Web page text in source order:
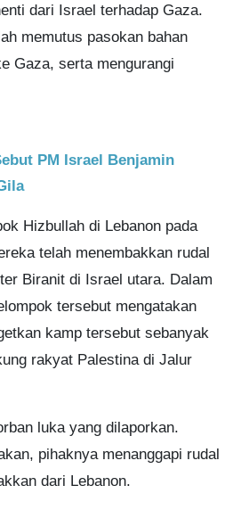
dari Israel terhadap Gaza.
memutus pasokan bahan
Gaza, serta mengurangi
PM Israel Benjamin
Hizbullah di Lebanon pada
telah menembakkan rudal
Biranit di Israel utara. Dalam
tersebut mengatakan
kamp tersebut sebanyak
rakyat Palestina di Jalur
luka yang dilaporkan.
pihaknya menanggapi rudal
dari Lebanon.